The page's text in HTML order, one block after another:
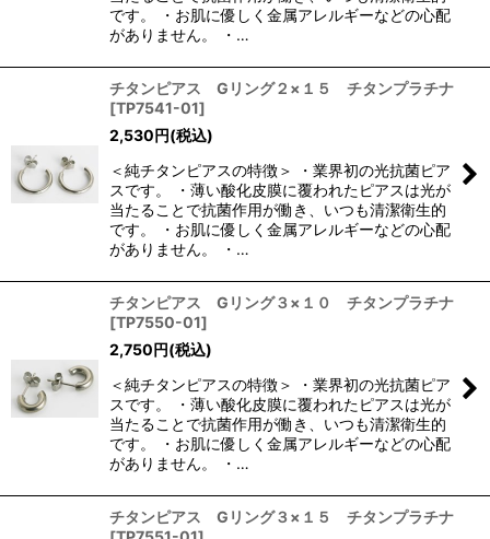
です。 ・お肌に優しく金属アレルギーなどの心配
がありません。 ・…
チタンピアス Gリング２×１５ チタンプラチナ
[TP7541-01]
2,530円(税込)
＜純チタンピアスの特徴＞ ・業界初の光抗菌ピア
スです。 ・薄い酸化皮膜に覆われたピアスは光が
当たることで抗菌作用が働き、いつも清潔衛生的
です。 ・お肌に優しく金属アレルギーなどの心配
がありません。 ・…
チタンピアス Gリング３×１０ チタンプラチナ
[TP7550-01]
2,750円(税込)
＜純チタンピアスの特徴＞ ・業界初の光抗菌ピア
スです。 ・薄い酸化皮膜に覆われたピアスは光が
当たることで抗菌作用が働き、いつも清潔衛生的
です。 ・お肌に優しく金属アレルギーなどの心配
がありません。 ・…
チタンピアス Gリング３×１５ チタンプラチナ